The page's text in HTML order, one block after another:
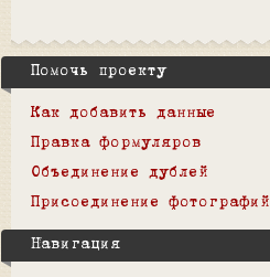
Помочь проекту
Как добавить данные
Правка формуляров
Объединение дублей
Присоединение фотографий
Навигация